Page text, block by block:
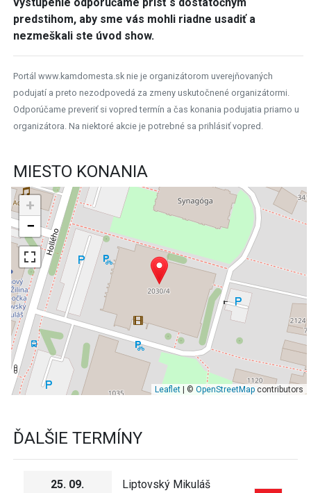
predstihom, aby sme vás mohli riadne usadiť a
nezmeškali ste úvod show.
Portál www.kamdomesta.sk nie je organizátorom uverejňovaných
podujatí a preto nezodpovedá za zmeny uskutočnené organizátormi.
Odporúčame preveriť si vopred termín a čas konania podujatia priamo u
organizátora. Na niektoré akcie je potrebné sa prihlásiť vopred.
MIESTO KONANIA
+
−
Leaflet| © OpenStreetMapcontributors
ĎALŠIE TERMÍNY
25. 09.
Liptovský Mikuláš